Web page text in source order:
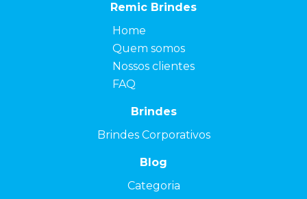
Remic Brindes
Home
Quem somos
Nossos clientes
FAQ
Brindes
Brindes Corporativos
Blog
Categoria